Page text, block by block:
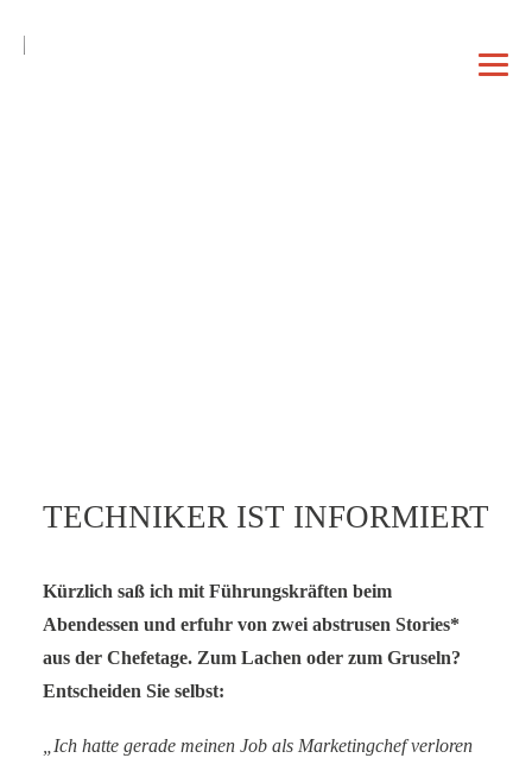
BERATUNG
SERVICE-BLOG
BÜCHER
KONTAKT
TECHNIKER IST INFORMIERT
Kürzlich saß ich mit Führungskräften beim
Abendessen und erfuhr von zwei abstrusen Stories*
aus der Chefetage. Zum Lachen oder zum Gruseln?
Entscheiden Sie selbst:
„Ich hatte gerade meinen Job als Marketingchef verloren